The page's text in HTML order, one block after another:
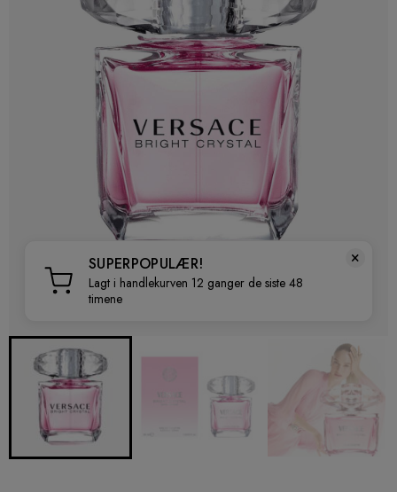
SUPERPOPULÆR!
Lagt i handlekurven 12 ganger de siste 48
timene
×